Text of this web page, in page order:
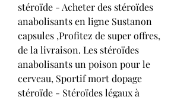
stéroïde - Acheter des stéroïdes
anabolisants en ligne Sustanon
capsules ,Profitez de super offres,
de la livraison. Les stéroïdes
anabolisants un poison pour le
cerveau, Sportif mort dopage
stéroïde - Stéroïdes légaux à